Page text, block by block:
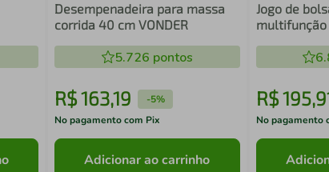
Desempenadeira para massa
corrida 40 cm VONDER
5.726 pontos
R$163,19 -5%
No pagamento com Pix
Adicionar ao carrinho
Jogo de
multifunção
R$195,
No pagamento